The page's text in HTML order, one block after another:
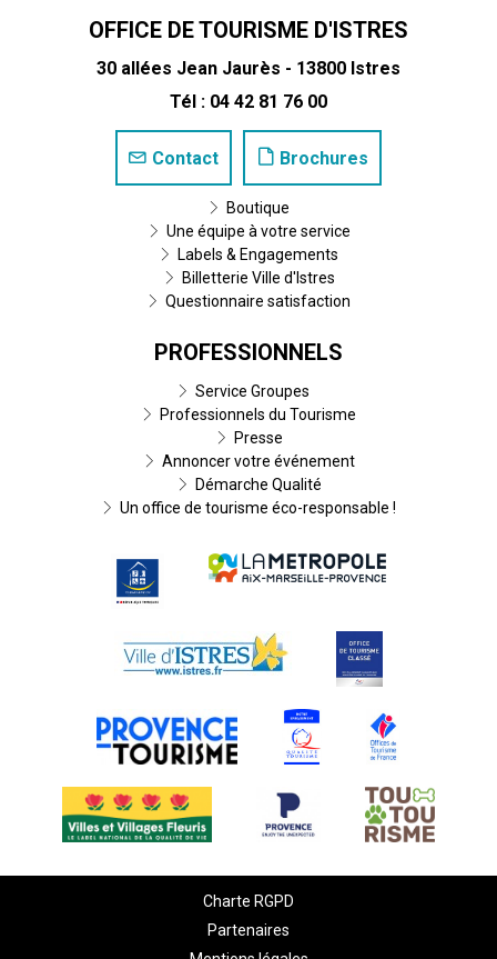
OFFICE DE TOURISME D'ISTRES
30 allées Jean Jaurès - 13800 Istres
Tél : 04 42 81 76 00
Contact Brochures
Boutique
Une équipe à votre service
Labels & Engagements
Billetterie Ville d'Istres
Questionnaire satisfaction
PROFESSIONNELS
Service Groupes
Professionnels du Tourisme
Presse
Annoncer votre événement
Démarche Qualité
Un office de tourisme éco-responsable !
Charte RGPD
Partenaires